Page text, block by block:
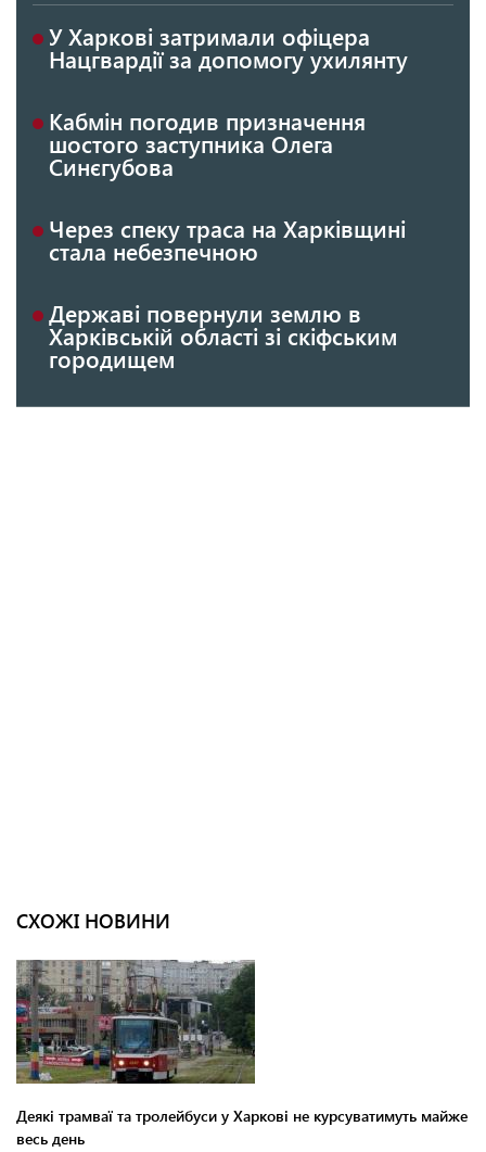
У Харкові затримали офіцера
Нацгвардії за допомогу ухилянту
Кабмін погодив призначення
шостого заступника Олега
Синєгубова
Через спеку траса на Харківщині
стала небезпечною
Державі повернули землю в
Харківській області зі скіфським
городищем
СХОЖІ НОВИНИ
Деякі трамваї та тролейбуси у Харкові не курсуватимуть майже
весь день